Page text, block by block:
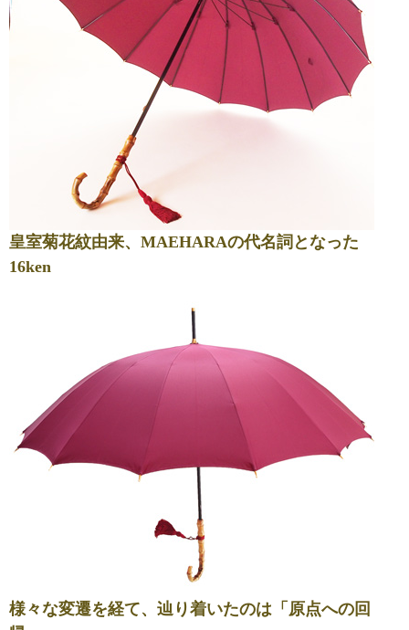
皇室菊花紋由来、MAEHARAの代名詞となった
16ken
様々な変遷を経て、辿り着いたのは「原点への回